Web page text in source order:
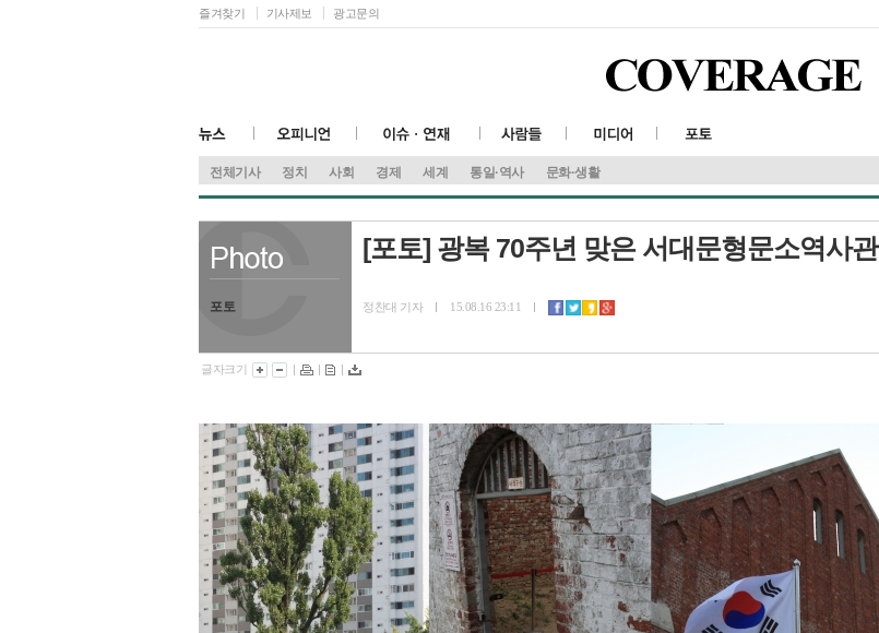
즐겨찾기 기사제보 광고문의
전체기사 정치 사회 경제 세계 통일·역사 문화·생활
포토
[포토] 광복 70주년 맞은 서대문형문소역사관
정찬대 기자 15.08.16 23:11
글자크기 | | |